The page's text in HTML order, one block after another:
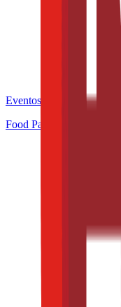
Eventos de la industria
Food Pack & Process